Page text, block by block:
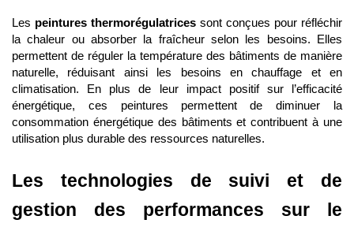
Les peintures thermorégulatrices sont conçues pour réfléchir
la chaleur ou absorber la fraîcheur selon les besoins. Elles
permettent de réguler la température des bâtiments de manière
naturelle, réduisant ainsi les besoins en chauffage et en
climatisation. En plus de leur impact positif sur l’efficacité
énergétique, ces peintures permettent de diminuer la
consommation énergétique des bâtiments et contribuent à une
utilisation plus durable des ressources naturelles.
Les technologies de suivi et de
gestion des performances sur le